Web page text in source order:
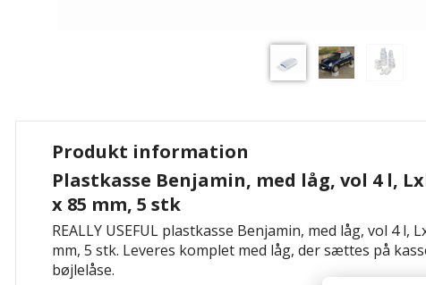
Produkt information
Plastkasse Benjamin, med låg, vol 4 l,
x 85 mm, 5 stk
REALLY USEFUL plastkasse Benjamin, med låg, vol 4 l,
mm, 5 stk. Leveres komplet med låg, der sættes på
bøjlelåse.